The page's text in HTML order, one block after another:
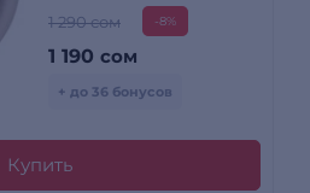
1 290 сом -8%
1 190 сом
+ до 36 бонусов
Купить